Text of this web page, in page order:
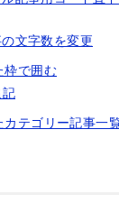
文字数を変更
枠で囲む
記
カテゴリー記事一